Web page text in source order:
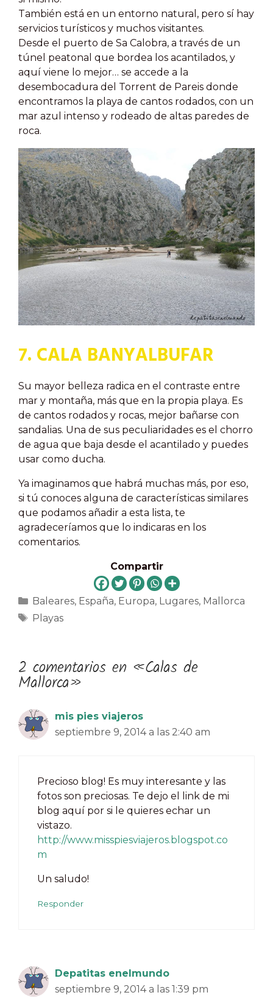
También está en un entorno natural, pero sí hay
servicios turísticos y muchos visitantes.
Desde el puerto de Sa Calobra, a través de un
túnel peatonal que bordea los acantilados, y
aquí viene lo mejor… se accede a la
desembocadura del Torrent de Pareis donde
encontramos la playa de cantos rodados, con un
mar azul intenso y rodeado de altas paredes de
roca.
7. CALA BANYALBUFAR
Su mayor belleza radica en el contraste entre
mar y montaña, más que en la propia playa. Es
de cantos rodados y rocas, mejor bañarse con
sandalias. Una de sus peculiaridades es el chorro
de agua que baja desde el acantilado y puedes
usar como ducha.
Ya imaginamos que habrá muchas más, por eso,
si tú conoces alguna de características similares
que podamos añadir a esta lista, te
agradeceríamos que lo indicaras en los
comentarios.
Compartir
Categorías
Baleares, España, Europa, Lugares, Mallorca
Etiquetas
Playas
2 comentarios en «Calas de
Mallorca»
mis pies viajeros
septiembre 9, 2014 a las 2:40 am
Precioso blog! Es muy interesante y las
fotos son preciosas. Te dejo el link de mi
blog aquí por si le quieres echar un
vistazo.
http://www.misspiesviajeros.blogspot.co
m
Un saludo!
Responder
Depatitas enelmundo
septiembre 9, 2014 a las 1:39 pm